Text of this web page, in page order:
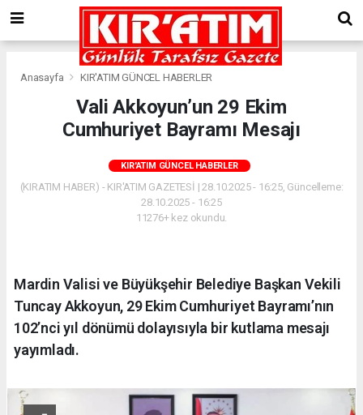
Anasayfa KIR'ATIM GÜNCEL HABERLER
Vali Akkoyun’un 29 Ekim
Cumhuriyet Bayramı Mesajı
KIR'ATIM GÜNCEL HABERLER
(KIRATIM HABER) - KIR'ATIM GAZETESİ | 28.10.2025 - 16:25, Güncelleme:
28.10.2025 - 16:25
11276+ kez okundu.
Mardin Valisi ve Büyükşehir Belediye Başkan Vekili
Tuncay Akkoyun, 29 Ekim Cumhuriyet Bayramı’nın
102’nci yıl dönümü dolayısıyla bir kutlama mesajı
yayımladı.